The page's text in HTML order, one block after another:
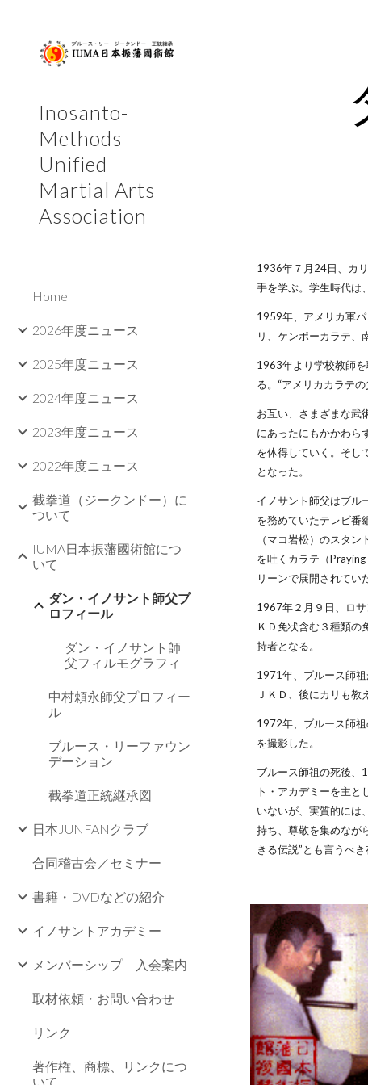
Inosanto-
Methods
Unified
Martial Arts
Association
Home
2026年度ニュース
2025年度ニュース
2024年度ニュース
2023年度ニュース
2022年度ニュース
截拳道（ジークンドー）に
ついて
IUMA日本振藩國術館につ
いて
ダン・イノサント師父プ
ロフィール
ダン・イノサント師
父フィルモグラフィ
中村頼永師父プロフィー
ル
ブルース・リーファウン
デーション
截拳道正統継承図
日本JUNFANクラブ
合同稽古会／セミナー
書籍・DVDなどの紹介
イノサントアカデミー
メンバーシップ 入会案内
取材依頼・お問い合わせ
リンク
著作権、商標、リンクにつ
いて
1936年７月24日、カ
手を学ぶ。学生時代は
1959年、アメリカ軍
リ、ケンポーカラテ、
1963年より学校教師
る。“アメリカカラテ
お互い、さまざまな武
にあったにもかかわら
を体得していく。そし
となった。
イノサント師父はブル
を務めていたテレビ番
（マコ岩松）のスタ
を吐くカラテ（
リーンで展開されてい
1967年２月９日、ロ
ＫＤ免状含む３種類の
持者となる。
1971年、ブルース師
ＪＫＤ、後にカリも教
1972年、ブルース師
を撮影した。
ブルース師祖の死後、
ト・アカデミーを主
いないが、実質的には
持ち、尊敬を集めなが
きる伝説”とも言うべき